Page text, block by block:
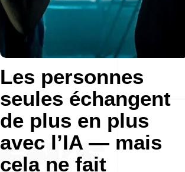
Les personnes
seules échangent
de plus en plus
avec l’IA — mais
cela ne fait